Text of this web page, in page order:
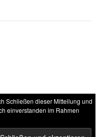
Schließen dieser Mitteilung und
einverstanden im Rahmen